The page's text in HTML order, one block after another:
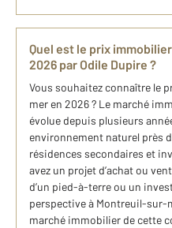
Quel est le prix
2026 par Odile Dupire ?
Vous souhaitez connaître le
mer en 2026 ? Le marché
évolue depuis plusieurs
environnement naturel près
résidences secondaires et
avez un projet d’achat ou
d’un pied-à-terre ou un
perspective à Montreuil-sur-
marché immobilier de cette